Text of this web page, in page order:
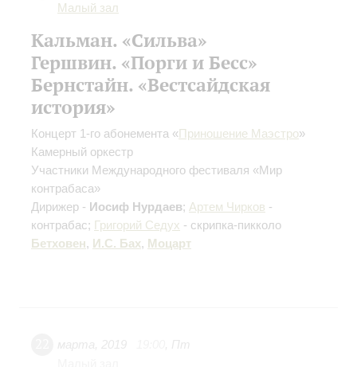
Малый зал
Кальман. «Сильва»
Гершвин. «Порги и Бесс»
Бернстайн. «Вестсайдская
история»
Концерт 1-го абонемента «Приношение Маэстро»
Камерный оркестр
Участники Международного фестиваля «Мир
контрабаса»
Дирижер - Иосиф Нурдаев; Артем Чирков -
контрабас; Григорий Седух - скрипка-пикколо
Бетховен, И.С. Бах, Моцарт